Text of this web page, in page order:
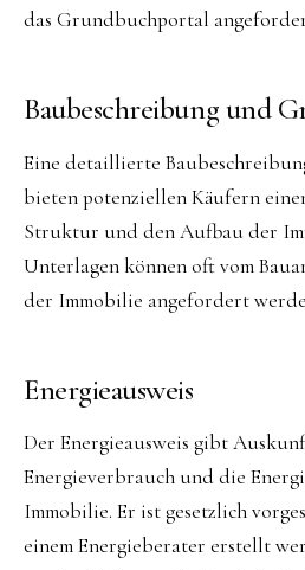
das Grundbuchportal
Baubeschreibung und
Eine detaillierte
bieten potenziellen Käufern
Struktur und den Aufbau der
Unterlagen können oft vom
der Immobilie angefordert
Energieausweis
Der Energieausweis gibt
Energieverbrauch und die
Immobilie. Er ist gesetzlich
einem Energieberater erstellt